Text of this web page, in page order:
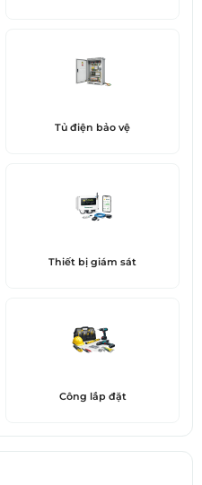
Tủ điện bảo vệ
Thiết bị giám sát
Công lắp đặt